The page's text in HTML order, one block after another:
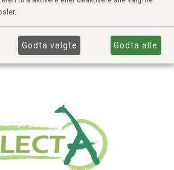
Godta valgte Godta alle